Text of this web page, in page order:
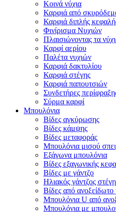
Κοινά νύχια
Καρφιά από
Καρφιά διπλής
Φινίρισμα Νυχιών
Πλαισιώνοντας τα
Καρφί αερίου
Παλέτα νυχιών
Καρφιά δακτυλίου
Καρφιά στέγης
Καρφιά παπουτσιών
Συνδετήρες
Σύρμα καρφί
Μπουλόνια
Βίδες αγκύρωσης
Βίδες κάμψης
Βίδες μεταφοράς
Μπουλόνια μισού
Εξάγωνα μπουλόνια
Βίδες εξαγωνικής
Βίδες με γάντζο
Ηλιακός γάντζος
Βίδες από
Μπουλόνια U από
Μπουλόνια με